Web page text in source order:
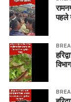
पहले